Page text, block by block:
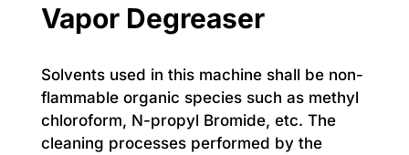
Vapor Degreaser
Solvents used in this machine shall be non-
flammable organic species such as methyl
chloroform, N-propyl Bromide, etc. The
cleaning processes performed by the